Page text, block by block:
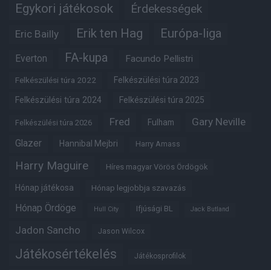
Egykori játékosok Érdekességek
Eric Bailly Erik ten Hag Európa-liga
Everton FA-kupa Facundo Pellistri
Felkészülési túra 2022 Felkészülési túra 2023
Felkészülési túra 2024 Felkészülési túra 2025
Felkészülési túra 2026 Fred Fulham Gary Neville
Glazer Hannibal Mejbri Harry Amass
Harry Maguire Híres magyar Vörös Ördögök
Hónap játékosa Hónap legjobbja szavazás
Hónap Ördöge Hull City Ifjúsági BL Jack Butland
Jadon Sancho Jason Wilcox
Játékosértékelés Játékosprofilok